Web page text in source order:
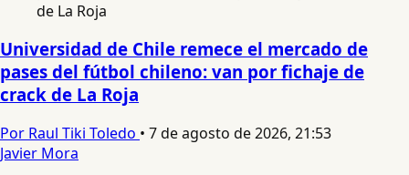
Universidad de Chile remece el mercado de
pases del fútbol chileno: van por fichaje de
crack de La Roja
Por Raul Tiki Toledo • 7 de agosto de 2026, 21:53
Javier Mora